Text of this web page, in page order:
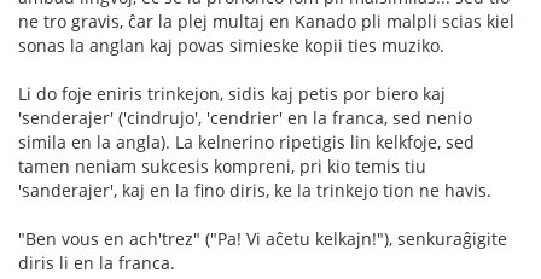
ne tro gravis, ĉar la plej multaj en Kanado pli malpli scias kiel
sonas la anglan kaj povas simieske kopii ties muziko.
Li do foje eniris trinkejon, sidis kaj petis por biero kaj
'senderajer' ('cindrujo', 'cendrier' en la franca, sed nenio
simila en la angla). La kelnerino ripetigis lin kelkfoje, sed
tamen neniam sukcesis kompreni, pri kio temis tiu
'sanderajer', kaj en la fino diris, ke la trinkejo tion ne havis.
"Ben vous en ach'trez" ("Pa! Vi aĉetu kelkajn!"), senkuraĝigite
diris li en la franca.